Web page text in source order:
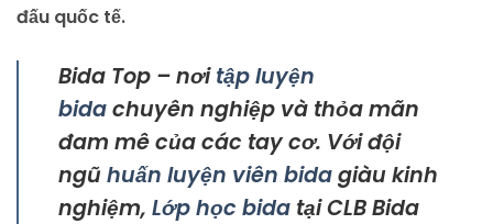
đấu quốc tế.
Bida Top – nơitập luyện
bidachuyên nghiệp và thỏa mãn
đam mê của các tay cơ. Với đội
ngũ huấn luyện viên bidagiàu kinh
nghiệm, Lớp học bida tại CLB Bida